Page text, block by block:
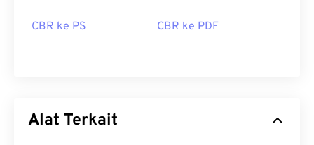
CBR ke PS CBR ke PDF
Alat Terkait